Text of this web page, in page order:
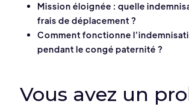
Mission éloignée : quelle
frais de déplacement ?
Comment fonctionne
pendant le congé paternité ?
Vous avez un